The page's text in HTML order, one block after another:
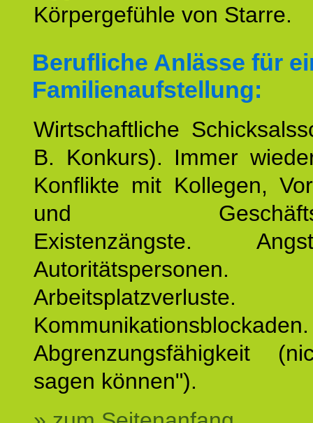
Körpergefühle von Starre.
Berufliche Anlässe für
Familienaufstellung:
Wirtschaftliche
B. Konkurs). Immer
Konflikte mit Kollegen,
und
Existenzängste.
Autoritätspersonen.
Arbeitsplatzverluste.
Abgrenzungsfähigkeit
sagen können").